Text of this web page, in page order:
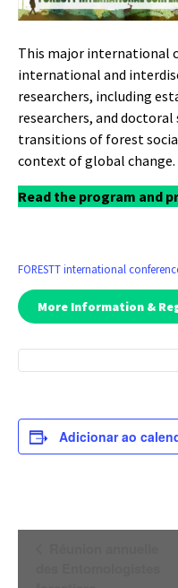
This major international
international and
researchers, including
researchers, and
transitions of forest
context of global change.
Read the program and
FORESTT international
More Information &
Adicionar ao